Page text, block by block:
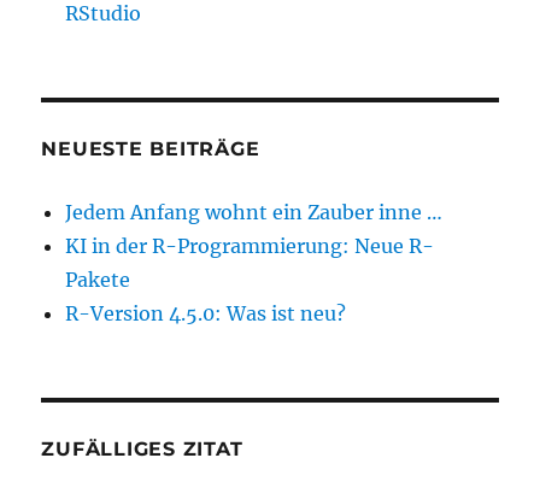
RStudio
NEUESTE BEITRÄGE
Jedem Anfang wohnt ein Zauber inne …
KI in der R-Programmierung: Neue R-
Pakete
R-Version 4.5.0: Was ist neu?
ZUFÄLLIGES ZITAT